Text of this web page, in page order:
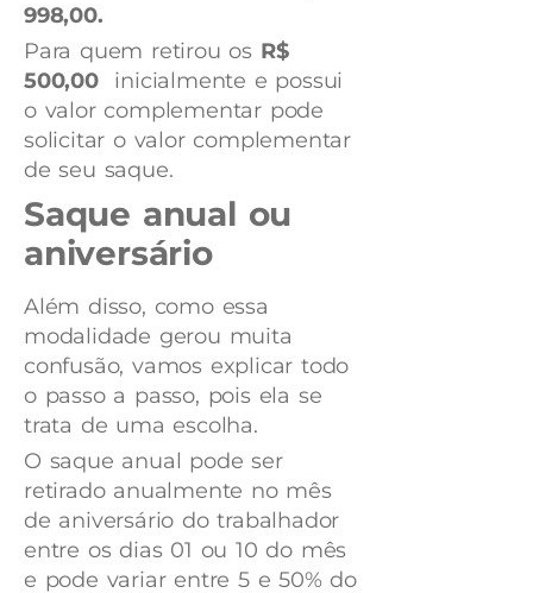
998,00.
Para quem retirou os R$
500,00inicialmente e possui
o valor complementar pode
solicitar o valor complementar
de seu saque.
Saque anual ou
aniversário
Além disso, como essa
modalidade gerou muita
confusão, vamos explicar todo
o passo a passo, pois ela se
trata de uma escolha.
O saque anual pode ser
retirado anualmente no mês
de aniversário do trabalhador
entre os dias 01 ou 10 do mês
e pode variar entre 5 e 50% do